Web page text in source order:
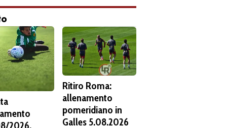
Ritiro Roma:
allenamento
pomeridiano in
Galles 5.08.2026